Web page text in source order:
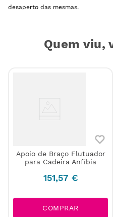
desaperto das mesmas.
Quem viu,
Apoio de Braço Flutuador
para Cadeira Anfíbia
151,57 €
COMPRAR